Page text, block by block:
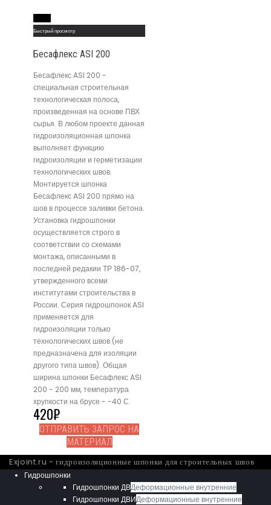
Быстрый просмотр
Бесафлекс ASI 200
Бесафлекс ASI 200 -
специальная строительная
технологическая полоса,
произведенная на основе ПВХ
сырья. В любом проекте данная
гидроизоляционная шпонка
выполняет функцию
гидроизоляции и герметизации
технологических швов.
Монтируется шпонка
Бесафлекс ASI 200 прямо на
шов в процессе заливки бетона.
Установка гидрошпонки
осуществляется строго в
соответствии со схемами
монтажа, описанными в
последней редакии ТР 186-07,
утвержденного всеми
институтами строительства в
России. Серия гидрошпонок ASI
применяется для
гидроизоляции только
технологических швов (не
предназначена для изоляции
другого типа швов). Общая
ширина шпонки Бесафлекс ASI
200 - 200 мм, температура
хрупкости на брусе - -40 С.
420₽
ОТПРАВИТЬ ЗАПРОС НА
МАТЕРИАЛ
Exjoint.ru - гидроизоляционные шпонки для строительных швов
Гидрошпонки
Гидрошпонки ДВДеформационные внутренние
Гидрошпонки ДВИДеформационные внутренние